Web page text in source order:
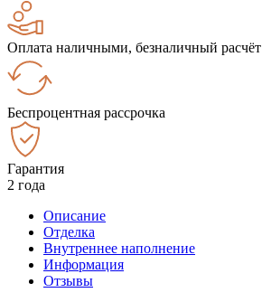
Оплата наличными, безналичный расчёт
Беспроцентная рассрочка
Гарантия
2 года
Описание
Отделка
Внутреннее наполнение
Информация
Отзывы